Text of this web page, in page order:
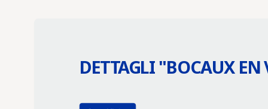
DETTAGLI "BOCAUX EN